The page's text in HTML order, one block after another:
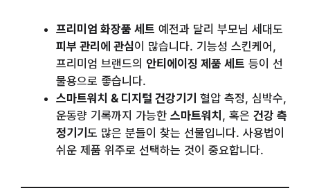
프리미엄 화장품 세트 예전과 달리 부모님 세대도
피부 관리에 관심이 많습니다. 기능성 스킨케어,
프리미엄 브랜드의 안티에이징 제품 세트 등이 선
물용으로 좋습니다.
스마트워치 & 디지털 건강기기 혈압 측정, 심박수,
운동량 기록까지 가능한 스마트워치 , 혹은 건강 측
정기기 도 많은 분들이 찾는 선물입니다. 사용법이
쉬운 제품 위주로 선택하는 것이 중요합니다.